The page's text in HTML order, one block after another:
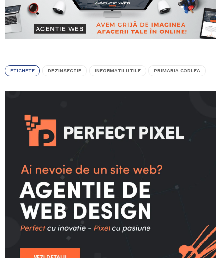
ETICHETE DEZINSECTIE INFORMATII UTILE PRIMARIA CODLEA